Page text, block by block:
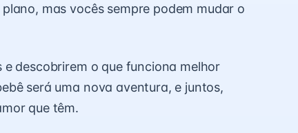
mas vocês sempre podem mudar o
descobrirem o que funciona melhor
será uma nova aventura, e juntos,
que têm.